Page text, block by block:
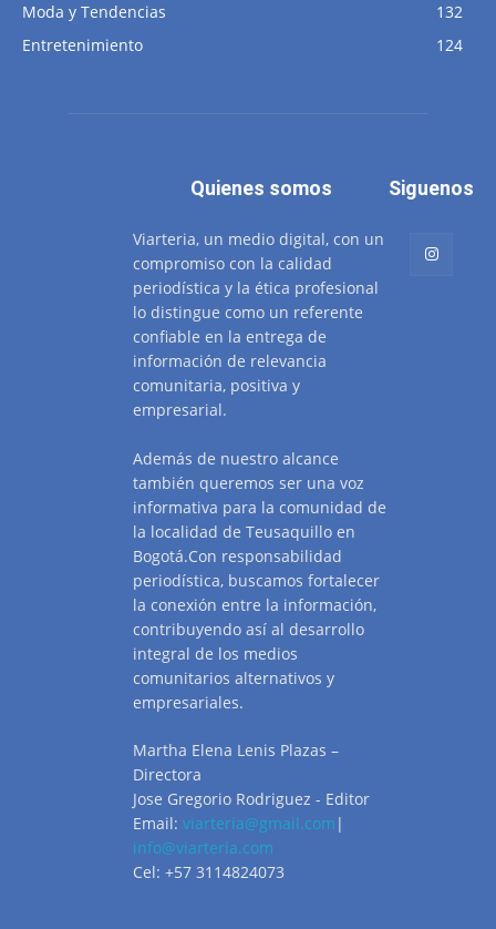
Moda y Tendencias
132
Entretenimiento
124
Quienes somos
Viarteria, un medio digital, con un
compromiso con la calidad
periodística y la ética profesional
lo distingue como un referente
confiable en la entrega de
información de relevancia
comunitaria, positiva y
empresarial.
Además de nuestro alcance
también queremos ser una voz
informativa para la comunidad de
la localidad de Teusaquillo en
Bogotá.Con responsabilidad
periodística, buscamos fortalecer
la conexión entre la información,
contribuyendo así al desarrollo
integral de los medios
comunitarios alternativos y
empresariales.
Martha Elena Lenis Plazas –
Directora
Jose Gregorio Rodriguez - Editor
Email: viarteria@gmail.com |
info@viarteria.com
Cel: +57 3114824073
Siguenos